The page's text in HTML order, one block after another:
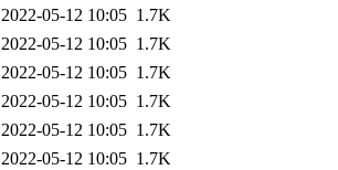
2022-05-12 10:05 1.7K
2022-05-12 10:05 1.7K
2022-05-12 10:05 1.7K
2022-05-12 10:05 1.7K
2022-05-12 10:05 1.7K
2022-05-12 10:05 1.7K